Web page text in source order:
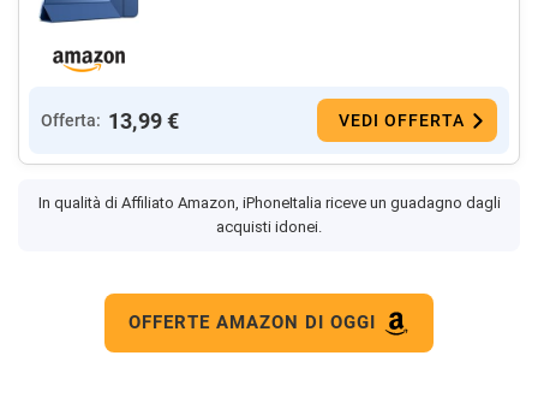
Offerta: 13,99 € VEDI OFFERTA
In qualità di Affiliato Amazon, iPhoneItalia riceve un guadagno dagli
acquisti idonei.
OFFERTE AMAZON DI OGGI